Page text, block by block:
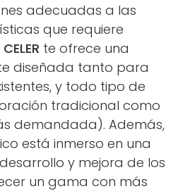
adecuadas a las
que requiere
CELER te ofrece una
diseñada tanto para
y todo tipo de
tradicional como
demandada). Además,
está inmerso en una
y mejora de los
un gama con más